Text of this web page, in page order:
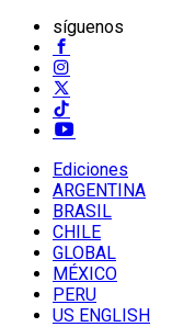
síguenos
Ediciones
ARGENTINA
BRASIL
CHILE
GLOBAL
MÉXICO
PERU
US ENGLISH